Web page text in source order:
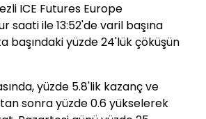
ICE Futures Europe
saati ile 13:52'de varil başına
başındaki yüzde 24'lük çöküşün
yüzde 5.8'lik kazanç ve
sonra yüzde 0.6 yükselerek